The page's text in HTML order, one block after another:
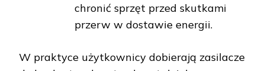
chronić sprzęt przed skutkami
przerw w dostawie energii.
W praktyce użytkownicy dobierają zasilacze